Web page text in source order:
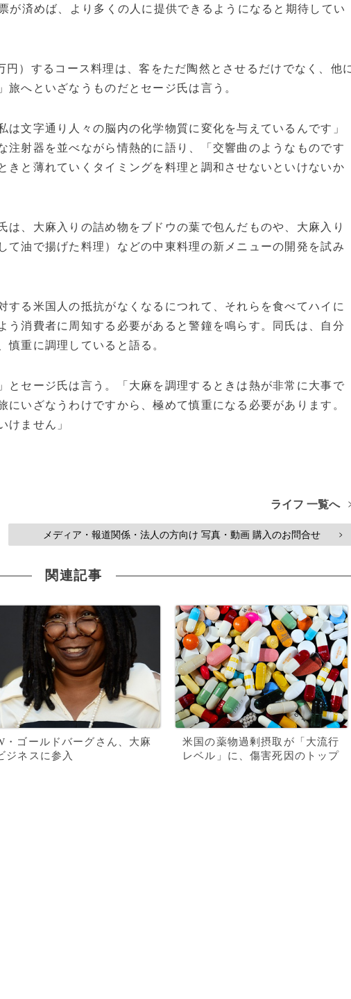
が済めば、より多くの人に提供できるようになると期待してい
）するコース料理は、客をただ陶然とさせるだけでなく、他
へといざなうものだとセージ氏は言う。
文字通り人々の脳内の化学物質に変化を与えているんです」
注射器を並べながら情熱的に語り、「交響曲のようなものです
きと薄れていくタイミングを料理と調和させないといけないか
、大麻入りの詰め物をブドウの葉で包んだものや、大麻入り
て油で揚げた料理）などの中東料理の新メニューの開発を試み
る米国人の抵抗がなくなるにつれて、それらを食べてハイに
う消費者に周知する必要があると警鐘を鳴らす。同氏は、自分
慎重に調理していると語る。
とセージ氏は言う。「大麻を調理するときは熱が非常に大事で
いざなうわけですから、極めて慎重になる必要があります。
けません」
ライフ 一覧へ
メディア・報道関係・法人の方向け 写真・動画 購入のお問合せ >
関連記事
・ゴールドバーグさん、大麻
ジネスに参入
米国の薬物過剰摂取が「大流行
レベル」に、傷害死因のトップ